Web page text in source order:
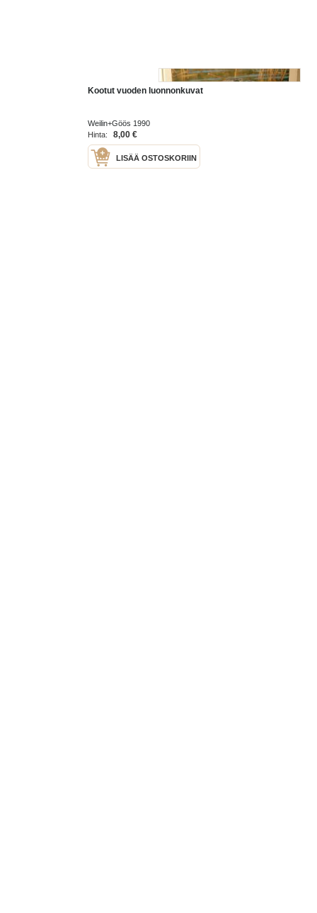
Kootut vuoden luonnonkuvat
Weilin+Göös 1990
Hinta:
8,00 €
LISÄÄ OSTOSKORIIN